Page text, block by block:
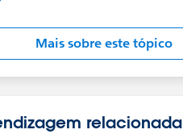
Mais sobre este tópico
relacionada